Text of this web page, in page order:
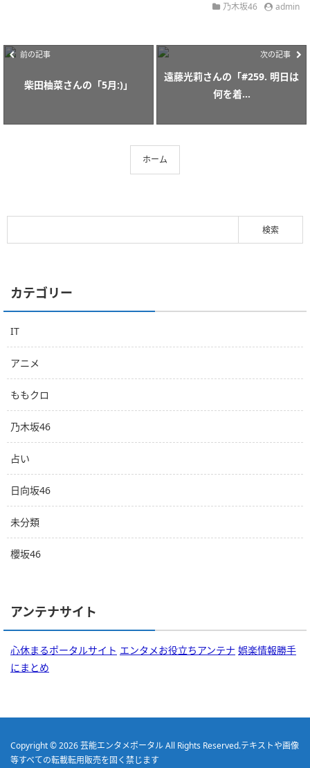
乃木坂46 admin
前の記事
柴田柚菜さんの「5月:)」
次の記事
遠藤光莉さんの「#259. 明日は
何を着...
ホーム
カテゴリー
IT
アニメ
ももクロ
乃木坂46
占い
日向坂46
未分類
櫻坂46
アンテナサイト
心休まるポータルサイト エンタメお役立ちアンテナ 娯楽情報勝手
にまとめ
Copyright © 2026芸能エンタメポータルAll Rights Reserved.テキストや画像
等すべての転載転用販売を固く禁じます